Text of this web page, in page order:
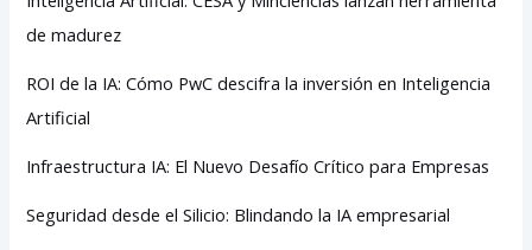
de madurez
ROI de la IA: Cómo PwC descifra la inversión en Inteligencia
Artificial
Infraestructura IA: El Nuevo Desafío Crítico para Empresas
Seguridad desde el Silicio: Blindando la IA empresarial